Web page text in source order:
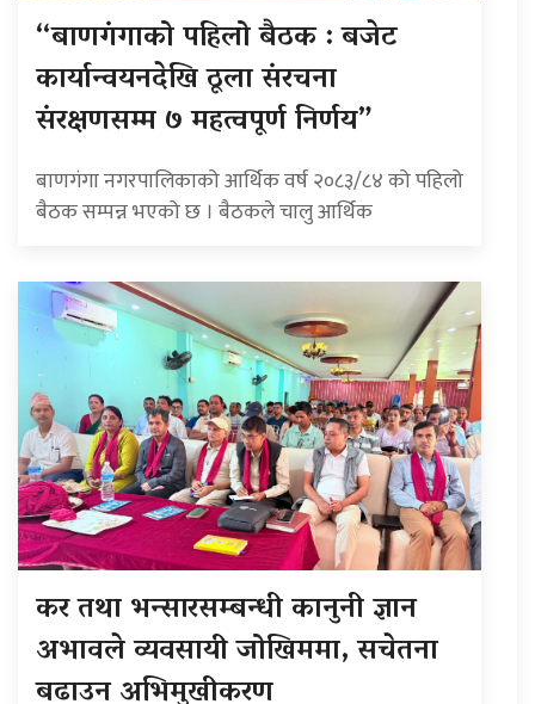
“बाणगंगाको पहिलो बैठक : बजेट
कार्यान्वयनदेखि ठूला संरचना
संरक्षणसम्म ७ महत्वपूर्ण निर्णय”
बाणगंगा नगरपालिकाको आर्थिक वर्ष २०८३/८४ को पहिलो
बैठक सम्पन्न भएको छ । बैठकले चालु आर्थिक
कर तथा भन्सारसम्बन्धी कानुनी ज्ञान
अभावले व्यवसायी जोखिममा, सचेतना